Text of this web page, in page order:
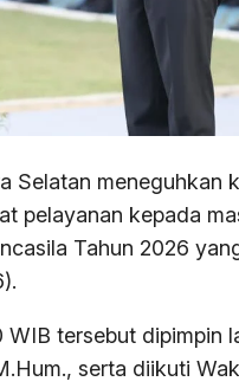
Selatan meneguhkan
pelayanan kepada
Tahun 2026
tersebut dipimpin
serta diikuti